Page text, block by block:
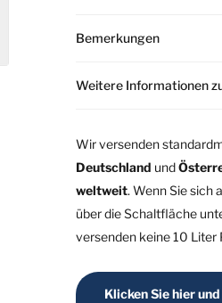
Bemerkungen
Weitere Informationen
Wir versenden
Deutschland und
weltweit. Wenn Sie sich
über die Schaltfläche
versenden keine 10 Liter
Klicken Sie hier